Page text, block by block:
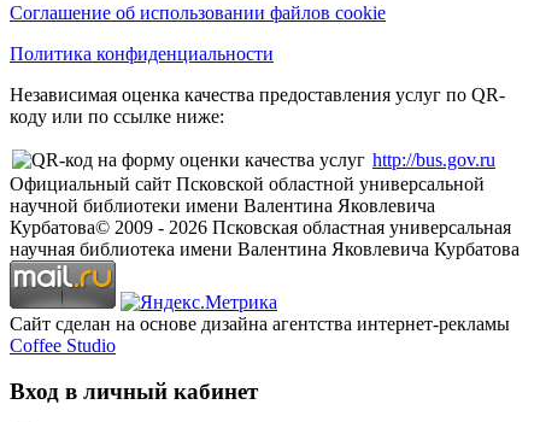
Соглашение об использовании файлов cookie
Политика конфиденциальности
Независимая оценка качества предоставления услуг по QR-
коду или по ссылке ниже:
http://bus.gov.ru
Официальный сайт Псковской областной универсальной
научной библиотеки имени Валентина Яковлевича
Курбатова© 2009 - 2026 Псковская областная универсальная
научная библиотека имени Валентина Яковлевича Курбатова
Сайт сделан на основе дизайна агентства интернет-рекламы
Coffee Studio
Вход в личный кабинет